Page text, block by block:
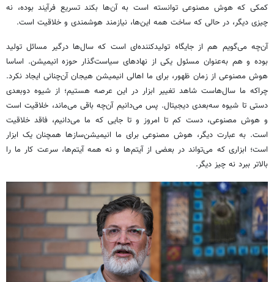
کمکی که هوش مصنوعی توانسته است به آن‌ها بکند تسریع فرآیند بوده، نه
چیزی دیگر، در حالی که ساخت همه این‌ها، نیازمند هوشمندی و خلاقیت است.
آن‌چه می‌گویم هم از جایگاه تولیدکننده‌ای است که سال‌ها درگیر مسائل تولید
بوده‌ و هم به‌عنوان مسئول یکی از نهادهای سیاست‌گذار حوزه انیمیشن. اساسا
هوش مصنوعی از زمان ظهور، برای ما اهالی انیمیشن هیجان آن‌چنانی ایجاد نکرد.
چراکه ما سال‌هاست شاهد تغییر ابزار در این عرصه هستیم؛ از شیوه دوبعدی
دستی تا شیوه سه‌بعدی دیجیتال. پس می‌دانیم آن‌چه باقی می‌ماند، خلاقیت است
و هوش مصنوعی، دست کم تا امروز و تا جایی که ما می‌دانیم، فاقد خلاقیت
است. به عبارت دیگر، هوش مصنوعی برای ما انیمیشن‌سازها همچنان یک ابزار
است؛ ابزاری که می‌تواند در بعضی از آیتم‌ها و نه همه آیتم‌ها، سرعت کار ما را
بالاتر ببرد نه چیز دیگر.